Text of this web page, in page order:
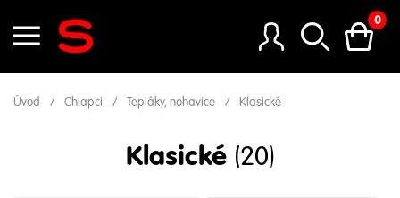
0
Úvod Chlapci Tepláky, nohavice Klasické
Klasické (20)